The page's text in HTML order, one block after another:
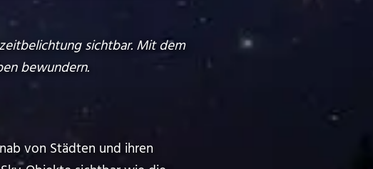
sichtbar. Mit dem
bewundern.
von Städten und ihren